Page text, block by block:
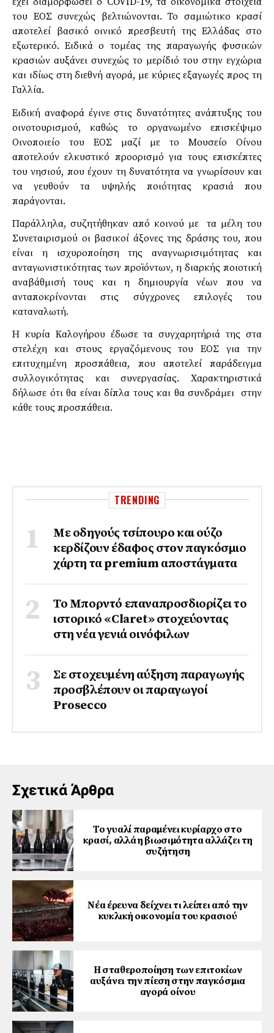
του ΕΟΣ συνεχώς βελτιώνονται. Το σαμιώτικο κρασί
αποτελεί βασικό οινικό πρεσβευτή της Ελλάδας στο
εξωτερικό. Ειδικά ο τομέας της παραγωγής φυσικών
κρασιών αυξάνει συνεχώς το μερίδιό του στην εγχώρια
και ιδίως στη διεθνή αγορά, με κύριες εξαγωγές προς τη
Γαλλία.
Ειδική αναφορά έγινε στις δυνατότητες ανάπτυξης του
οινοτουρισμού, καθώς το οργανωμένο επισκέψιμο
Οινοποιείο του ΕΟΣ μαζί με το Μουσείο Οίνου
αποτελούν ελκυστικό προορισμό για τους επισκέπτες
του νησιού, που έχουν τη δυνατότητα να γνωρίσουν και
να γευθούν τα υψηλής ποιότητας κρασιά που
παράγονται.
Παράλληλα, συζητήθηκαν από κοινού με τα μέλη του
Συνεταιρισμού οι βασικοί άξονες της δράσης του, που
είναι η ισχυροποίηση της αναγνωρισιμότητας και
ανταγωνιστικότητας των προϊόντων, η διαρκής ποιοτική
αναβάθμισή τους και η δημιουργία νέων που να
ανταποκρίνονται στις σύγχρονες επιλογές του
καταναλωτή.
Η κυρία Καλογήρου έδωσε τα συγχαρητήριά της στα
στελέχη και στους εργαζόμενους του ΕΟΣ για την
επιτυχημένη προσπάθεια, που αποτελεί παράδειγμα
συλλογικότητας και συνεργασίας. Χαρακτηριστικά
δήλωσε ότι θα είναι δίπλα τους και θα συνδράμει στην
κάθε τους προσπάθεια.
TRENDING
Με οδηγούς τσίπουρο και ούζο
κερδίζουν έδαφος στoν παγκόσμιο
χάρτη τα premium αποστάγματα
Το Μπορντό επαναπροσδιορίζει το
ιστορικό «Claret» στοχεύοντας
στη νέα γενιά οινόφιλων
Σε στοχευμένη αύξηση παραγωγής
προσβλέπουν οι παραγωγοί
Prosecco
Σχετικά Άρθρα
Το γυαλί παραμένει κυρίαρχο στο
κρασί, αλλά η βιωσιμότητα αλλάζει τη
συζήτηση
Νέα έρευνα δείχνει τι λείπει από την
κυκλική οικονομία του κρασιού
Η σταθεροποίηση των επιτοκίων
αυξάνει την πίεση στην παγκόσμια
αγορά οίνου